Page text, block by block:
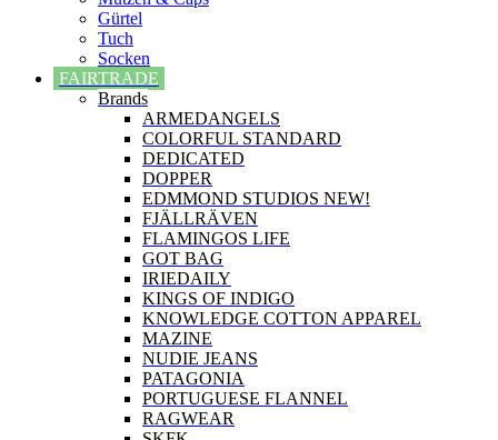
Gürtel
Tuch
Socken
FAIRTRADE
Brands
ARMEDANGELS
COLORFUL STANDARD
DEDICATED
DOPPER
EDMMOND STUDIOS NEW!
FJÄLLRÄVEN
FLAMINGOS LIFE
GOT BAG
IRIEDAILY
KINGS OF INDIGO
KNOWLEDGE COTTON APPAREL
MAZINE
NUDIE JEANS
PATAGONIA
PORTUGUESE FLANNEL
RAGWEAR